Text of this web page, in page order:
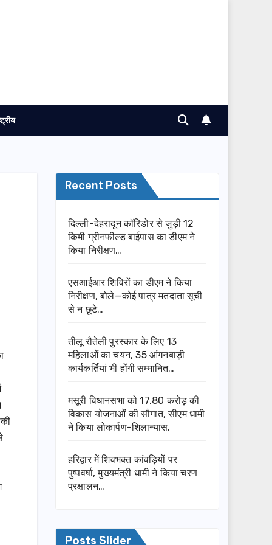
Recent Posts
दिल्ली-देहरादून कॉरिडोर से जुड़ी 12
किमी ग्रीनफील्ड बाईपास का डीएम ने
किया निरीक्षण…
एसआईआर शिविरों का डीएम ने किया
निरीक्षण, बोले—कोई पात्र मतदाता सूची
से न छूटे…
तीलू रौतेली पुरस्कार के लिए 13
महिलाओं का चयन, 35 आंगनबाड़ी
कार्यकर्तियां भी होंगी सम्मानित…
मसूरी विधानसभा को 17.80 करोड़ की
विकास योजनाओं की सौगात, सीएम धामी
ने किया लोकार्पण-शिलान्यास.
हरिद्वार में शिवभक्त कांवड़ियों पर
पुष्पवर्षा, मुख्यमंत्री धामी ने किया चरण
प्रक्षालन…
Posts Slider